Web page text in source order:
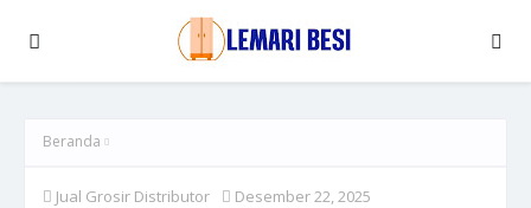
Beranda
Jual Grosir Distributor Desember 22, 2025